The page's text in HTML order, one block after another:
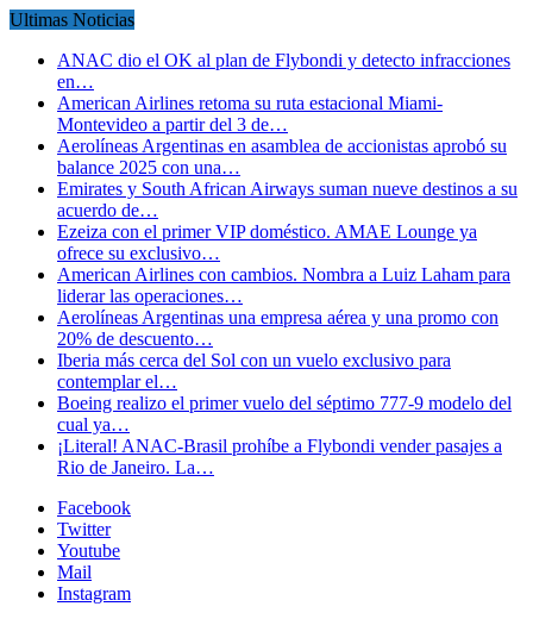
Ultimas Noticias
ANAC dio el OK al plan de Flybondi y detecto infracciones
en…
American Airlines retoma su ruta estacional Miami-
Montevideo a partir del 3 de…
Aerolíneas Argentinas en asamblea de accionistas aprobó su
balance 2025 con una…
Emirates y South African Airways suman nueve destinos a su
acuerdo de…
Ezeiza con el primer VIP doméstico. AMAE Lounge ya
ofrece su exclusivo…
American Airlines con cambios. Nombra a Luiz Laham para
liderar las operaciones…
Aerolíneas Argentinas una empresa aérea y una promo con
20% de descuento…
Iberia más cerca del Sol con un vuelo exclusivo para
contemplar el…
Boeing realizo el primer vuelo del séptimo 777-9 modelo del
cual ya…
¡Literal! ANAC-Brasil prohíbe a Flybondi vender pasajes a
Rio de Janeiro. La…
Facebook
Twitter
Youtube
Mail
Instagram